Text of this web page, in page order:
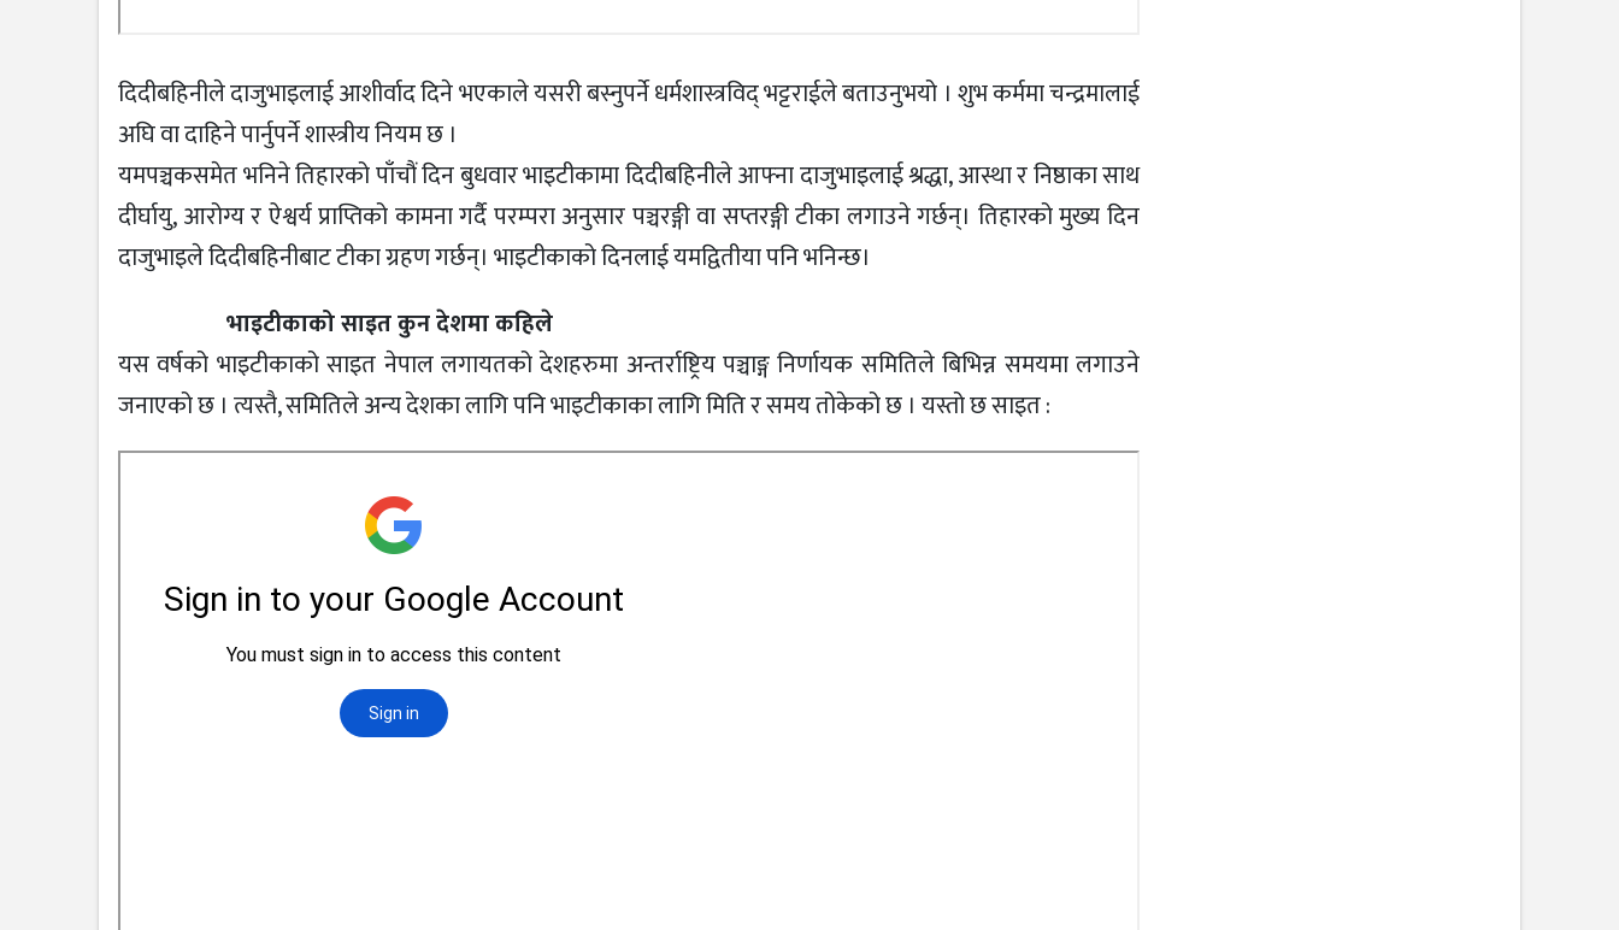
दिदीबहिनीले दाजुभाइलाई आशीर्वाद दिने भएकाले यसरी बस्नुपर्ने धर्मशास्त्रविद् भट्टराईले बताउनुभयो । शुभ कर्ममा चन्द्रमालाई
अघि वा दाहिने पार्नुपर्ने शास्त्रीय नियम छ ।
यमपञ्चकसमेत भनिने तिहारको पाँचौं दिन बुधवार भाइटीकामा दिदीबहिनीले आफ्ना दाजुभाइलाई श्रद्धा, आस्था र निष्ठाका साथ
दीर्घायु, आरोग्य र ऐश्वर्य प्राप्तिको कामना गर्दै परम्परा अनुसार पञ्चरङ्गी वा सप्तरङ्गी टीका लगाउने गर्छन्। तिहारको मुख्य दिन
दाजुभाइले दिदीबहिनीबाट टीका ग्रहण गर्छन्। भाइटीकाको दिनलाई यमद्वितीया पनि भनिन्छ।
भाइटीकाको साइत कुन देशमा कहिले
यस वर्षको भाइटीकाको साइत नेपाल लगायतको देशहरुमा अन्तर्राष्ट्रिय पञ्चाङ्ग निर्णायक समितिले बिभिन्न समयमा लगाउने
जनाएको छ । त्यस्तै, समितिले अन्य देशका लागि पनि भाइटीकाका लागि मिति र समय तोकेको छ । यस्तो छ साइत :